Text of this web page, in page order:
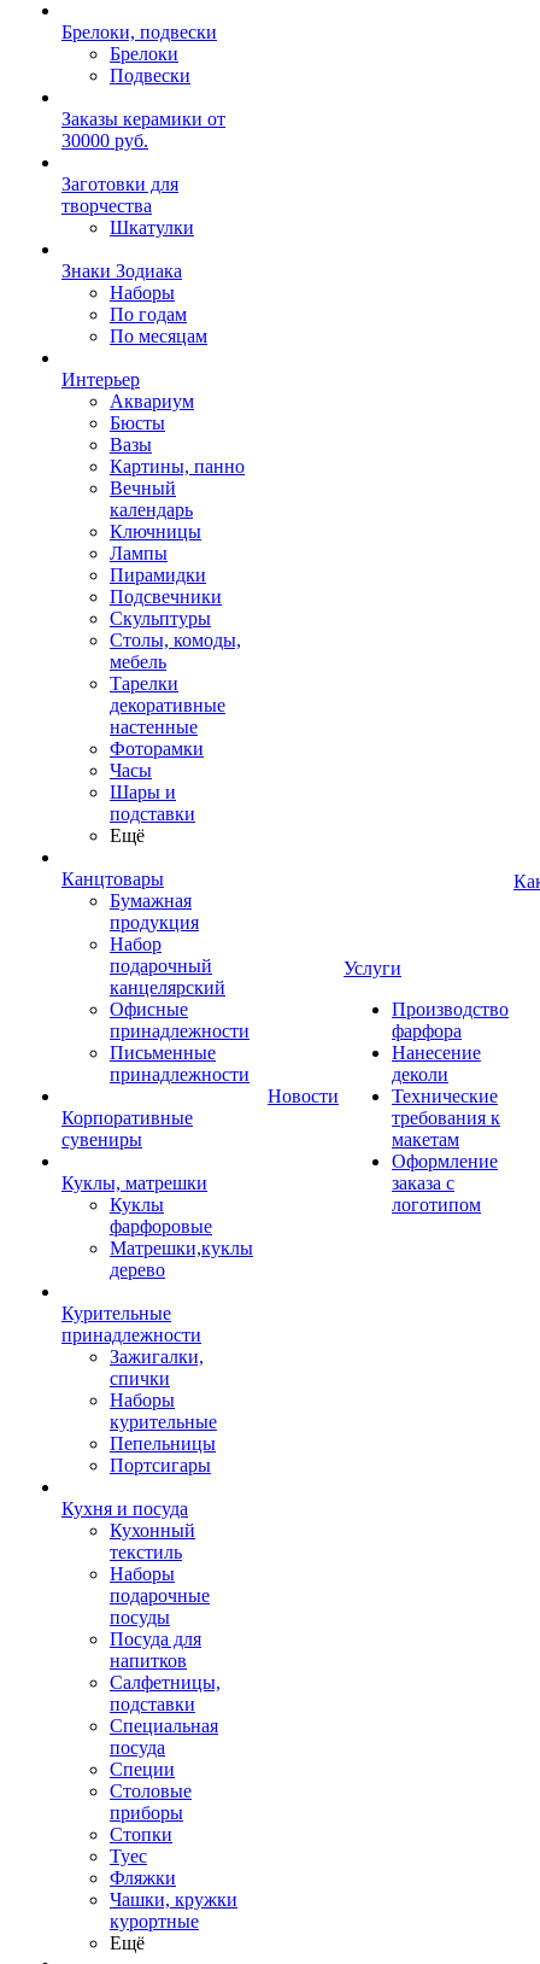
Брелоки, подвески
Брелоки
Подвески
Заказы керамики от
30000 руб.
Заготовки для
творчества
Шкатулки
Знаки Зодиака
Наборы
По годам
По месяцам
Интерьер
Аквариум
Бюсты
Вазы
Картины, панно
Вечный
календарь
Ключницы
Лампы
Пирамидки
Подсвечники
Скульптуры
Столы, комоды,
мебель
Тарелки
декоративные
настенные
Фоторамки
Часы
Шары и
подставки
Ещё
Канцтовары
Бумажная
продукция
Набор
подарочный
канцелярский
Офисные
принадлежности
Письменные
принадлежности
Корпоративные
сувениры
Куклы, матрешки
Куклы
фарфоровые
Матрешки,куклы
дерево
Курительные
принадлежности
Зажигалки,
спички
Наборы
курительные
Пепельницы
Портсигары
Кухня и посуда
Кухонный
текстиль
Наборы
подарочные
посуды
Посуда для
напитков
Салфетницы,
подставки
Специальная
посуда
Специи
Столовые
приборы
Стопки
Туес
Фляжки
Чашки, кружки
курортные
Ещё
Новости
Услуги
Производство
фарфора
Нанесение
деколи
Технические
требования к
макетам
Оформление
заказа с
логотипом